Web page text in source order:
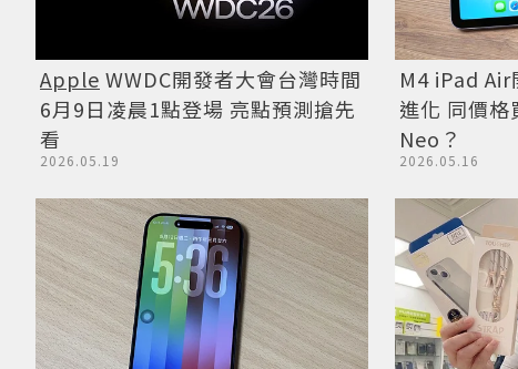
Apple WWDC開發者大會台灣時間
6月9日凌晨1點登場 亮點預測搶先
看
2026.05.19
M4 iPad Air
進化 同價
Neo？
2026.05.16